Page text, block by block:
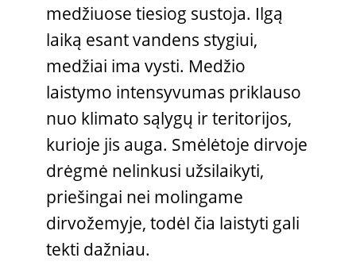
medžiuose tiesiog sustoja. Ilgą
laiką esant vandens stygiui,
medžiai ima vysti. Medžio
laistymo intensyvumas priklauso
nuo klimato sąlygų ir teritorijos,
kurioje jis auga. Smėlėtoje dirvoje
drėgmė nelinkusi užsilaikyti,
priešingai nei molingame
dirvožemyje, todėl čia laistyti gali
tekti dažniau.